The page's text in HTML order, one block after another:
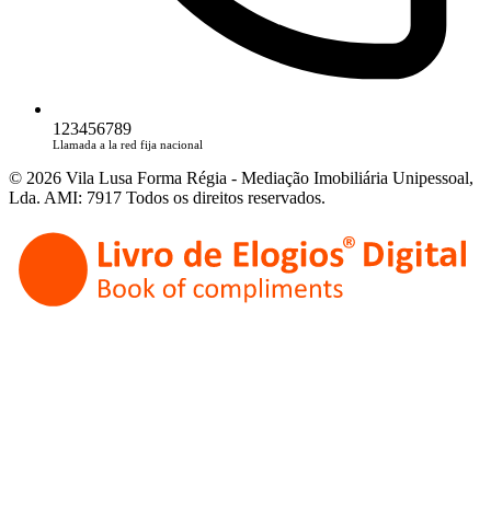
123456789
Llamada a la red fija nacional
© 2026 Vila Lusa Forma Régia - Mediação Imobiliária Unipessoal,
Lda. AMI: 7917 Todos os direitos reservados.